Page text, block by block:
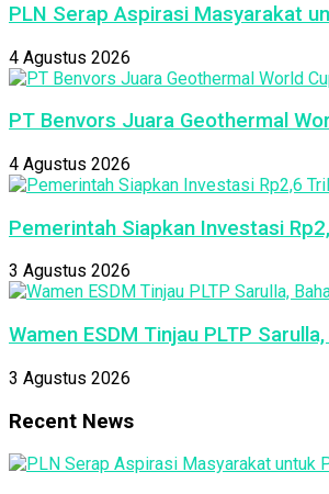
PLN Serap Aspirasi Masyarakat
4 Agustus 2026
PT Benvors Juara Geothermal
4 Agustus 2026
Pemerintah Siapkan Investasi
3 Agustus 2026
Wamen ESDM Tinjau PLTP
3 Agustus 2026
Recent News